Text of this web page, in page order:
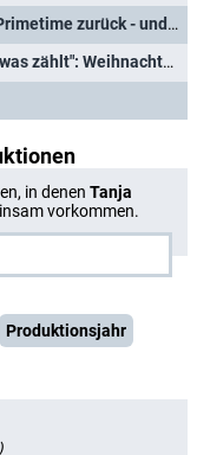
"Mein Mann kann" darf in die Primetime zurück - und wechselt den Sendetag
"GZSZ", "Unter uns" und "Alles was zählt": Weihnachtsfolgen-Marathons der RTL-Soaps
in denen Tanja
vorkommen.
Produktionsjahr